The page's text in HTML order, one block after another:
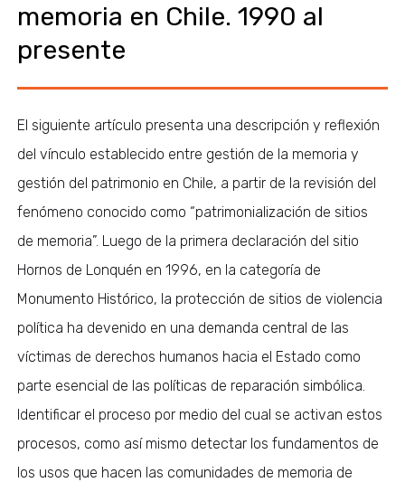
memoria en Chile. 1990 al
presente
El siguiente artículo presenta una descripción y reflexión
del vínculo establecido entre gestión de la memoria y
gestión del patrimonio en Chile, a partir de la revisión del
fenómeno conocido como “patrimonialización de sitios
de memoria”. Luego de la primera declaración del sitio
Hornos de Lonquén en 1996, en la categoría de
Monumento Histórico, la protección de sitios de violencia
política ha devenido en una demanda central de las
víctimas de derechos humanos hacia el Estado como
parte esencial de las políticas de reparación simbólica.
Identificar el proceso por medio del cual se activan estos
procesos, como así mismo detectar los fundamentos de
los usos que hacen las comunidades de memoria de